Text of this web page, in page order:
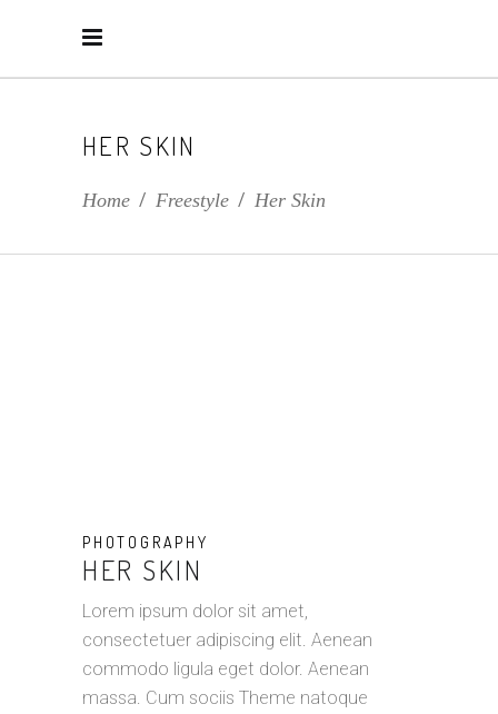
HER SKIN
Home / Freestyle / Her Skin
PHOTOGRAPHY
HER SKIN
Lorem ipsum dolor sit amet,
consectetuer adipiscing elit. Aenean
commodo ligula eget dolor. Aenean
massa. Cum sociis Theme natoque